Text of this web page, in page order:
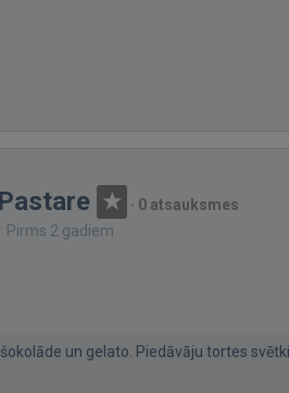
· 0 atsauksmes
Pirms 2 gadiem
un gelato. Piedāvāju tortes